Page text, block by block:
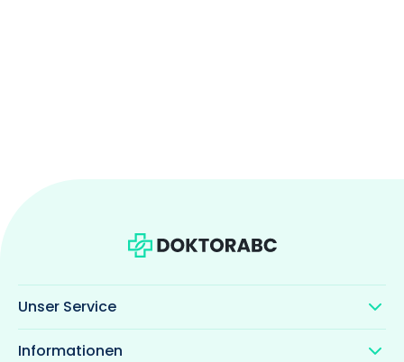
Unser Service
Informationen